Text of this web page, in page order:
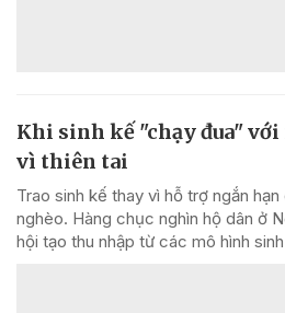
Khi sinh kế "chạy đua"
vì thiên tai
Trao sinh kế thay vì hỗ trợ ngắn
nghèo. Hàng chục nghìn hộ dân ở
hội tạo thu nhập từ các mô hình